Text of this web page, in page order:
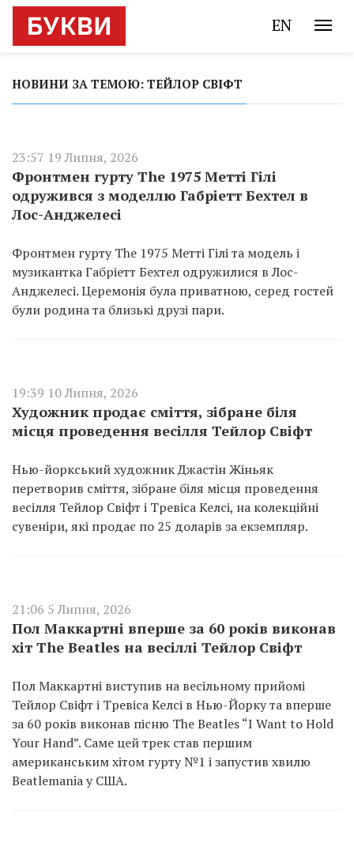
EN
НОВИНИ ЗА ТЕМОЮ: ТЕЙЛОР СВІФТ
23:57 19 Липня, 2026
Фронтмен гурту The 1975 Метті Гілі
одружився з моделлю Габріетт Бехтел в
Лос-Анджелесі
Фронтмен гурту The 1975 Метті Гілі та модель і
музикантка Габріетт Бехтел одружилися в Лос-
Анджелесі. Церемонія була приватною, серед гостей
були родина та близькі друзі пари.
19:39 10 Липня, 2026
Художник продає сміття, зібране біля
місця проведення весілля Тейлор Свіфт
Нью-йоркський художник Джастін Жіньяк
перетворив сміття, зібране біля місця проведення
весілля Тейлор Свіфт і Тревіса Келсі, на колекційні
сувеніри, які продає по 25 доларів за екземпляр.
21:06 5 Липня, 2026
Пол Маккартні вперше за 60 років виконав
хіт The Beatles на весіллі Тейлор Свіфт
Пол Маккартні виступив на весільному прийомі
Тейлор Свіфт і Тревіса Келсі в Нью-Йорку та вперше
за 60 років виконав пісню The Beatles “I Want to Hold
Your Hand”. Саме цей трек став першим
американським хітом гурту №1 і запустив хвилю
Beatlemania у США.